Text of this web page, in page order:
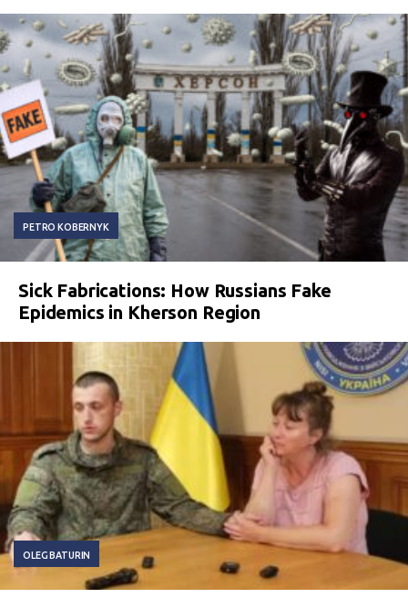
PETRO KOBERNYK
Sick Fabrications: How Russians Fake
Epidemics in Kherson Region
OLEG BATURIN